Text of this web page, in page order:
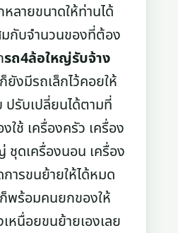
หลายขนาดให้ท่านได้
มกับจำนวนของที่ต้อง
รถ4ล้อใหญ่รับจ้าง
ยังมีรถเล็กไว้คอยให้
รับเปลี่ยนได้ตามที่
ใช้ เครื่องครัว เครื่อง
ชุดเครื่องนอน เครื่อง
การขนย้ายให้ได้หมด
พร้อมคนยกของให้
หนื่อยขนย้ายเองเลย